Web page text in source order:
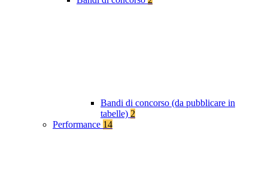
Bandi di concorso (da pubblicare in
tabelle) 2
Performance 14